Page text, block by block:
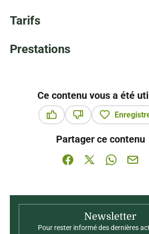
Tarifs
Prestations
Ce contenu vous a été
Partager ce contenu
Partager sur Facebook
Partager sur X /
Partager
Newsletter
Pour rester informé des dernières